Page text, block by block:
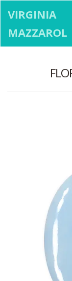
VIRGINIA
MAZZAROL